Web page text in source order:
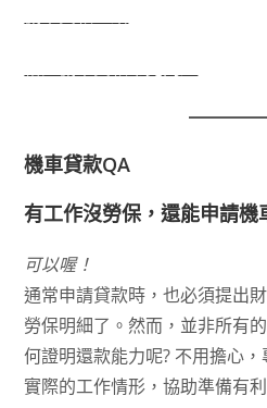
機車貸款QA
有工作沒勞保，還能申請機
可以喔！
通常申請貸款時，也必須提出
勞保明細了。然而，並非所有
何證明還款能力呢? 不用擔心
實際的工作情形，協助準備有